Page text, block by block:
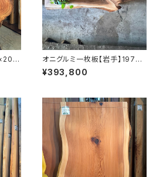
上
オニグルミ一枚板【岩手】1970×
220~640×57㎜【オイル塗装
仕上げ済み】
¥393,800